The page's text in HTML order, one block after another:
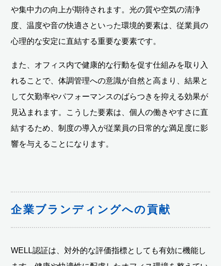
や集中力の向上が期待されます。光の質や空気の清浄
度、温度や音の快適さといった環境的要素は、従業員の
心理的な安定に直結する重要な要素です。
また、オフィス内で健康的な行動を促す仕組みを取り入
れることで、体調管理への意識が自然と高まり、結果と
して欠勤率やパフォーマンスのばらつきを抑える効果が
見込まれます。こうした要素は、個人の働きやすさに直
結するため、制度の導入が従業員の日常的な満足度に影
響を与えることになります。
企業ブランディングへの貢献
WELL認証は、対外的な評価指標としても有効に機能し